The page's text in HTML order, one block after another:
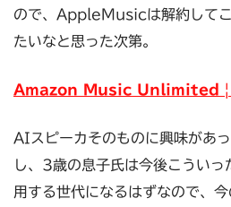
ので、AppleMusicは解約して
たいなと思った次第。
Amazon Music Unlimited |
AIスピーカそのものに興味があ
し、3歳の息子氏は今後こういっ
用する世代になるはずなので、